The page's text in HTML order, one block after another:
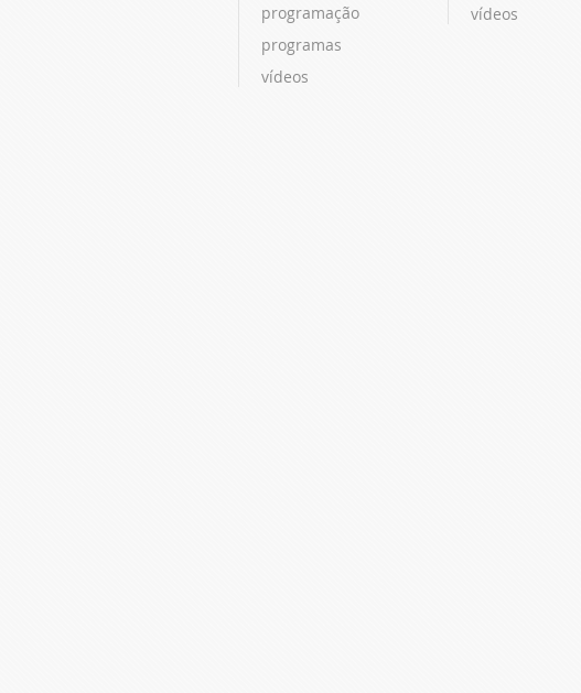
programação
programas
vídeos
vídeos